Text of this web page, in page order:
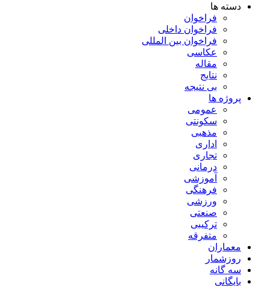
دسته ها
فراخوان
فراخوان داخلی
فراخوان بین المللی
عکاسی
مقاله
نتایج
بی نتیجه
پروژه ها
عمومی
سکونتی
مذهبی
اداری
تجاری
درمانی
آموزشی
فرهنگی
ورزشی
صنعتی
ترکیبی
متفرقه
معماران
روزشمار
سه گانه
بایگانی